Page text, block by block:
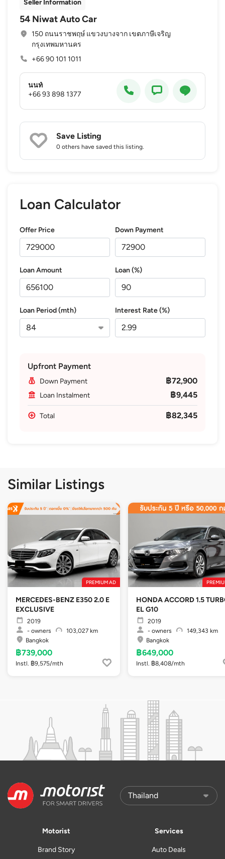
Seller Information
54 Niwat Auto Car
150 ถนนราชพฤษ์ แขวงบางจาก เขตภาษีเจริญ
กรุงเทพมหานคร
+66 90 101 1011
นนท์
+66 93 898 1377
Save Listing
0 others have saved this listing.
Loan Calculator
Offer Price Down Payment
Loan Amount Loan (%)
Loan Period (mth) Interest Rate (%)
Upfront Payment
Down Payment ฿72,900
Loan Instalment ฿9,445
Total ฿82,345
Similar Listings
PREMIUM AD
MERCEDES-BENZ E350 2.0 E
EXCLUSIVE
2019
- owners
103,027 km
Bangkok
฿739,000
Instl. ฿9,575/mth
HONDA ACCORD 1.5
EL G10
2019
- owners
149,343 km
Bangkok
฿649,000
Instl. ฿8,408/mth
Motorist
Brand Story
Services
Auto Deals